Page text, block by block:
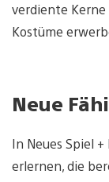
verdiente
Kostüme
Neue
In Neues Spiel
erlernen, die